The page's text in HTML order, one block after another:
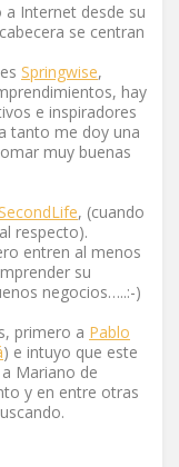
Internet desde su
se centran
Springwise,
hay
e inspiradores
tanto me doy una
muy buenas
, (cuando
respecto).
entren al menos
su
negocios…..:-)
primero a Pablo
) e intuyo que este
Mariano de
y en entre otras